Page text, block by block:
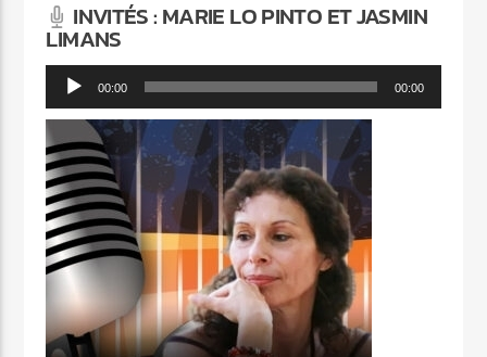
INVITÉS : MARIE LO PINTO ET JASMIN
LIMANS
Lecteur 00:00 00:00